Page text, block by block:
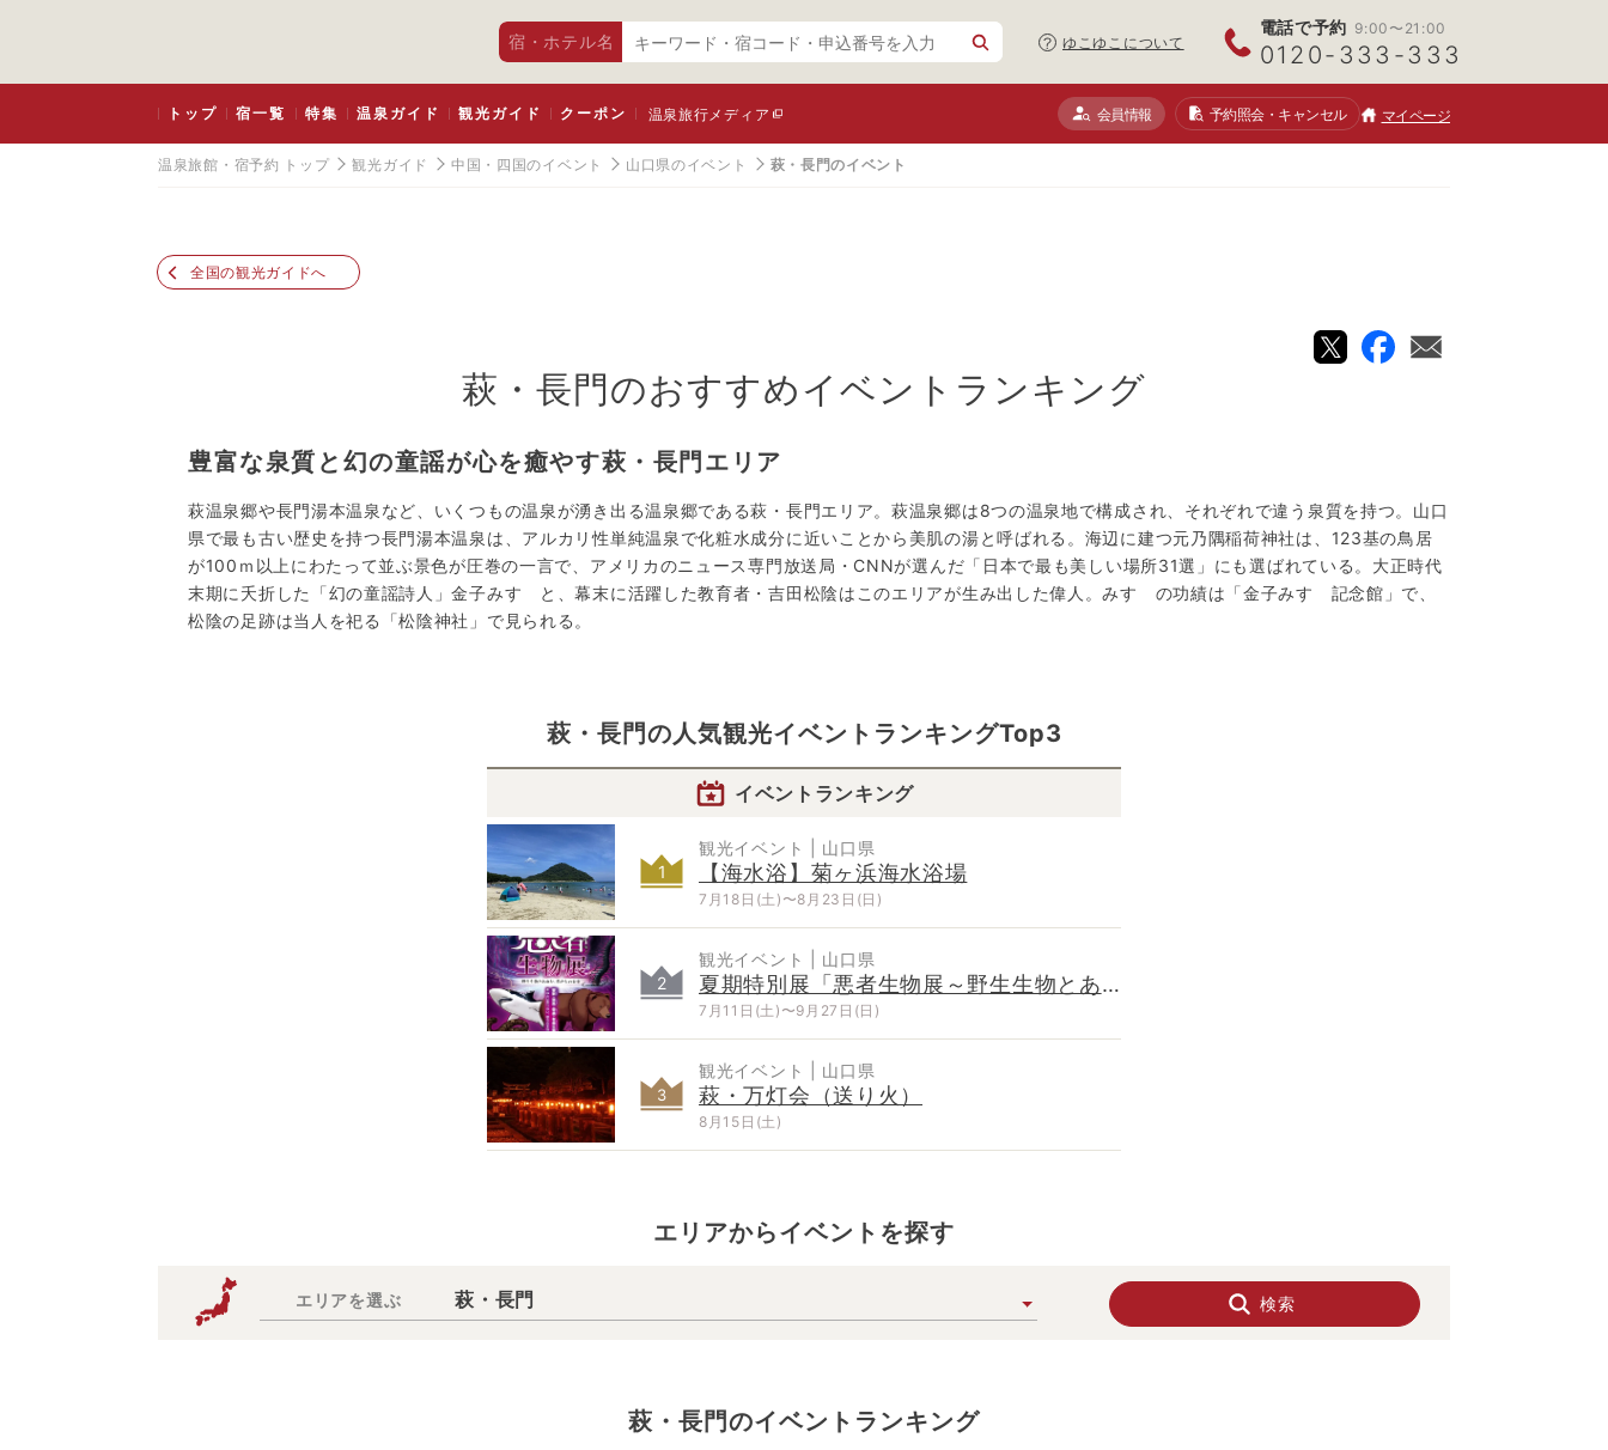
宿・ホテル名 ゆこゆこについて
電話で予約 9:00〜21:00
0120-333-333
トップ 宿一覧 特集 温泉ガイド 観光ガイド クーポン 温泉旅行メディア 会員情報 予約照会・キャンセル マイページ
温泉旅館・宿予約 トップ 観光ガイド 中国・四国のイベント 山口県のイベント 萩・長門のイベント
全国の観光ガイドへ
萩・長門のおすすめイベントランキング
豊富な泉質と幻の童謡が心を癒やす萩・長門エリア
萩温泉郷や長門湯本温泉など、いくつもの温泉が湧き出る温泉郷である萩・長門エリア。萩温泉郷は8つの温泉地で構成され、それぞれで違う泉質を持つ。山口
県で最も古い歴史を持つ長門湯本温泉は、アルカリ性単純温泉で化粧水成分に近いことから美肌の湯と呼ばれる。海辺に建つ元乃隅稲荷神社は、123基の鳥居
が100ｍ以上にわたって並ぶ景色が圧巻の一言で、アメリカのニュース専門放送局・CNNが選んだ「日本で最も美しい場所31選」にも選ばれている。大正時代
末期に夭折した「幻の童謡詩人」金子みすゞと、幕末に活躍した教育者・吉田松陰はこのエリアが生み出した偉人。みすゞの功績は「金子みすゞ記念館」で、
松陰の足跡は当人を祀る「松陰神社」で見られる。
萩・長門の人気観光イベントランキングTop3
イベントランキング
1
観光イベント | 山口県
【海水浴】菊ヶ浜海水浴場
7月18日(土)〜8月23日(日)
2
観光イベント | 山口県
夏期特別展「悪者生物展～野生生物とあ
ゆむ、私たちの未来～」
7月11日(土)〜9月27日(日)
3
観光イベント | 山口県
萩・万灯会（送り火）
8月15日(土)
エリアからイベントを探す
エリアを選ぶ 萩・長門 検索
萩・長門のイベントランキング